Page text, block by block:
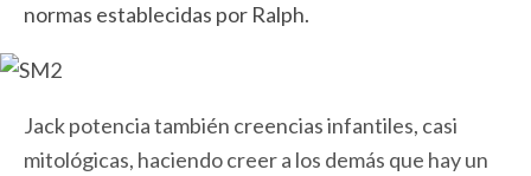
normas establecidas por Ralph.
Jack potencia también creencias infantiles, casi
mitológicas, haciendo creer a los demás que hay un